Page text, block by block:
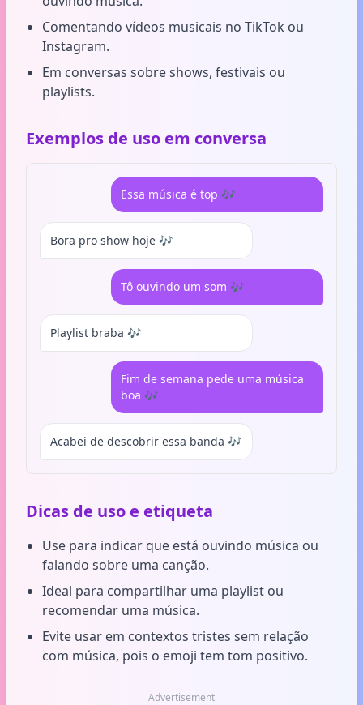
Comentando vídeos musicais no TikTok ou
Instagram.
Em conversas sobre shows, festivais ou
playlists.
Exemplos de uso em conversa
Essa música é top 🎶
Bora pro show hoje 🎶
Tô ouvindo um som 🎶
Playlist braba 🎶
Fim de semana pede uma música
boa 🎶
Acabei de descobrir essa banda 🎶
Dicas de uso e etiqueta
Use para indicar que está ouvindo música ou
falando sobre uma canção.
Ideal para compartilhar uma playlist ou
recomendar uma música.
Evite usar em contextos tristes sem relação
com música, pois o emoji tem tom positivo.
Advertisement